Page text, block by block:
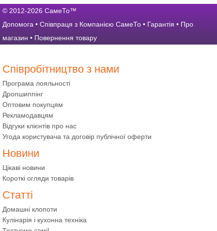
© 2012-2026 СамеТо™
Допомога • Співпраця з Компанією СамеТо • Гарантія • Про
магазин • Повернення товару
Співробітництво з нами
Програма лояльності
Дропшиппінг
Оптовим покупцям
Рекламодавцям
Відгуки клієнтів про нас
Угода користувача та договір публічної оферти
Новини
Цікаві новини
Короткі огляди товарів
Статті
Домашні клопоти
Кулінарія і кухонна техніка